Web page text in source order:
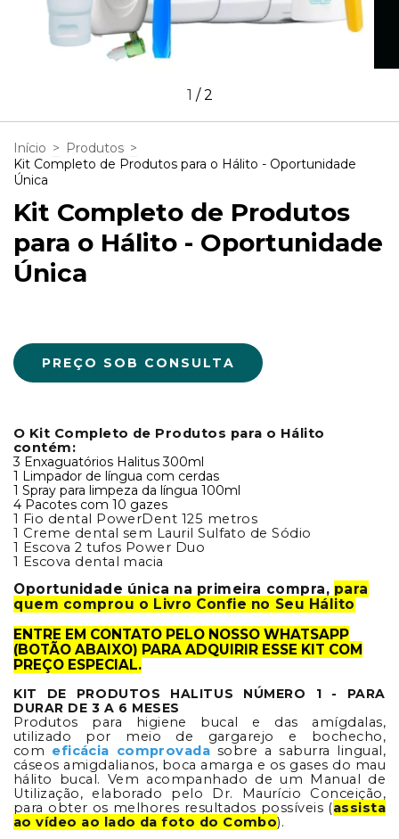
1 /2
Início > Produtos >
Kit Completo de Produtos para o Hálito - Oportunidade
Única
Kit Completo de Produtos
para o Hálito - Oportunidade
Única
O Kit Completo de Produtos para o Hálito
contém:
3 Enxaguatórios Halitus 300ml
1 Limpador de língua com cerdas
1 Spray para limpeza da língua 100ml
4 Pacotes com 10 gazes
1 Fio dental PowerDent 125 metros
1 Creme dental sem Lauril Sulfato de Sódio
1 Escova 2 tufos Power Duo
1 Escova dental macia
Oportunidade única na primeira compra, para
quem comprou o Livro Confie no Seu Hálito
ENTRE EM CONTATO PELO NOSSO WHATSAPP
(BOTÃO ABAIXO) PARA ADQUIRIR ESSE KIT COM
PREÇO ESPECIAL.
KIT DE PRODUTOS HALITUS NÚMERO 1 - PARA
DURAR DE 3 A 6 MESES
Produtos para higiene bucal e das amígdalas,
utilizado por meio de gargarejo e bochecho,
com eficácia comprovada sobre a saburra lingual,
cáseos amigdalianos, boca amarga e os gases do mau
hálito bucal. Vem acompanhado de um Manual de
Utilização, elaborado pelo Dr. Maurício Conceição,
para obter os melhores resultados possíveis (assista
ao vídeo ao lado da foto do Combo).